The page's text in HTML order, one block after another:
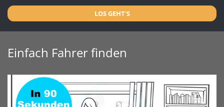
LOS GEHT'S
Einfach Fahrer finden